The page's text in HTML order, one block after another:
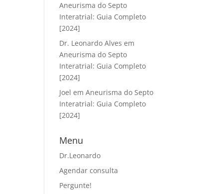
Aneurisma do Septo
Interatrial: Guia Completo
[2024]
Dr. Leonardo Alves em
Aneurisma do Septo
Interatrial: Guia Completo
[2024]
Joel emAneurisma do Septo
Interatrial: Guia Completo
[2024]
Menu
Dr.Leonardo
Agendar consulta
Pergunte!